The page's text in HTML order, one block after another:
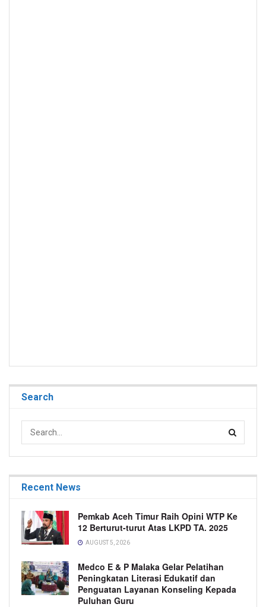
Search
Recent News
Pemkab Aceh Timur Raih Opini WTP Ke
12 Berturut-turut Atas LKPD TA. 2025
AUGUST 5, 2026
Medco E & P Malaka Gelar Pelatihan
Peningkatan Literasi Edukatif dan
Penguatan Layanan Konseling Kepada
Puluhan Guru